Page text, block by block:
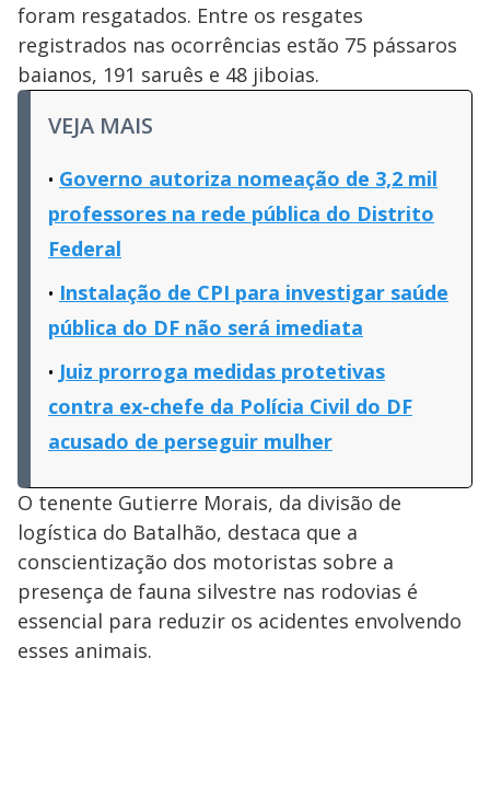
foram resgatados. Entre os resgates
registrados nas ocorrências estão 75 pássaros
baianos, 191 saruês e 48 jiboias.
VEJA MAIS
Governo autoriza nomeação de 3,2 mil
professores na rede pública do Distrito
Federal
Instalação de CPI para investigar saúde
pública do DF não será imediata
Juiz prorroga medidas protetivas
contra ex-chefe da Polícia Civil do DF
acusado de perseguir mulher
O tenente Gutierre Morais, da divisão de
logística do Batalhão, destaca que a
conscientização dos motoristas sobre a
presença de fauna silvestre nas rodovias é
essencial para reduzir os acidentes envolvendo
esses animais.